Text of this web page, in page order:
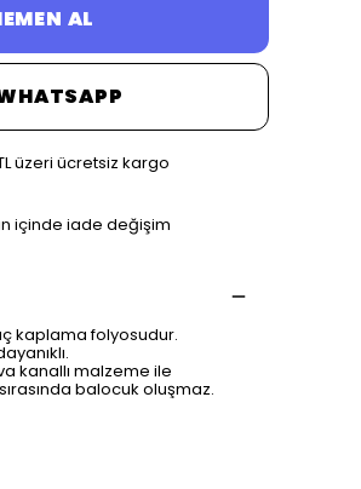
AL
üzeri ücretsiz kargo
içinde iade değişim
kaplama folyosudur.
kanallı malzeme ile
balocuk oluşmaz.